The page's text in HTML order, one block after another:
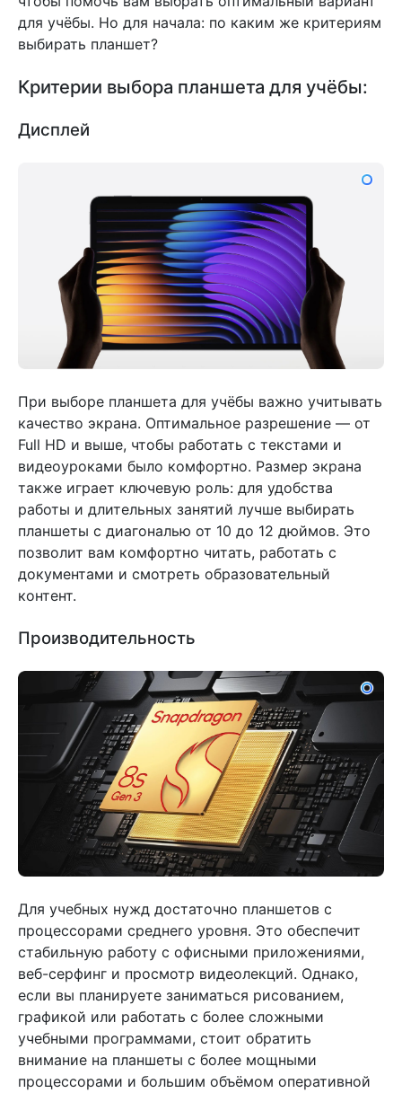
для учёбы. Но для начала: по каким же критериям
выбирать планшет?
Критерии выбора планшета для учёбы:
Дисплей
При выборе планшета для учёбы важно учитывать
качество экрана. Оптимальное разрешение — от
Full HD и выше, чтобы работать с текстами и
видеоуроками было комфортно. Размер экрана
также играет ключевую роль: для удобства
работы и длительных занятий лучше выбирать
планшеты с диагональю от 10 до 12 дюймов. Это
позволит вам комфортно читать, работать с
документами и смотреть образовательный
контент.
Производительность
Для учебных нужд достаточно планшетов с
процессорами среднего уровня. Это обеспечит
стабильную работу с офисными приложениями,
веб-серфинг и просмотр видеолекций. Однако,
если вы планируете заниматься рисованием,
графикой или работать с более сложными
учебными программами, стоит обратить
внимание на планшеты с более мощными
процессорами и большим объёмом оперативной